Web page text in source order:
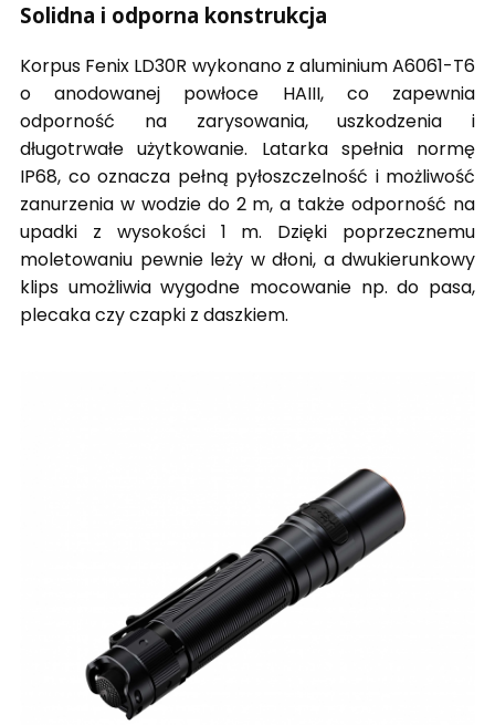
Solidna i odporna konstrukcja
Korpus Fenix LD30R wykonano z aluminium A6061-T6
o anodowanej powłoce HAIII, co zapewnia
odporność na zarysowania, uszkodzenia i
długotrwałe użytkowanie. Latarka spełnia normę
IP68, co oznacza pełną pyłoszczelność i możliwość
zanurzenia w wodzie do 2 m, a także odporność na
upadki z wysokości 1 m. Dzięki poprzecznemu
moletowaniu pewnie leży w dłoni, a dwukierunkowy
klips umożliwia wygodne mocowanie np. do pasa,
plecaka czy czapki z daszkiem.